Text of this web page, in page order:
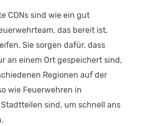
CDNs sind wie ein gut
das bereit ist,
Sie sorgen dafür, dass
an einem Ort gespeichert sind,
Regionen auf der
wie Feuerwehren in
sind, um schnell ans